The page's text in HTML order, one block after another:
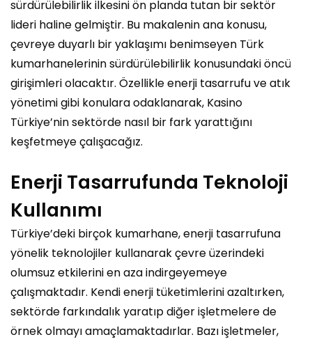
sürdürülebilirlik ilkesini ön planda tutan bir sektör
lideri haline gelmiştir. Bu makalenin ana konusu,
çevreye duyarlı bir yaklaşımı benimseyen Türk
kumarhanelerinin sürdürülebilirlik konusundaki öncü
girişimleri olacaktır. Özellikle enerji tasarrufu ve atık
yönetimi gibi konulara odaklanarak, Kasino
Türkiye’nin sektörde nasıl bir fark yarattığını
keşfetmeye çalışacağız.
Enerji Tasarrufunda Teknoloji
Kullanımı
Türkiye’deki birçok kumarhane, enerji tasarrufuna
yönelik teknolojiler kullanarak çevre üzerindeki
olumsuz etkilerini en aza indirgeyemeye
çalışmaktadır. Kendi enerji tüketimlerini azaltırken,
sektörde farkındalık yaratıp diğer işletmelere de
örnek olmayı amaçlamaktadırlar. Bazı işletmeler,